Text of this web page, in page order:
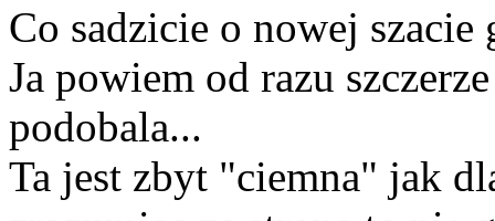
Co sadzicie o nowej
Ja powiem od razu
podobala...
Ta jest zbyt "ciemna" jak